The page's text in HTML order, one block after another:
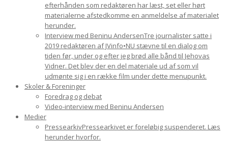
efterhånden som redaktøren har læst, set eller hørt
materialerne afstedkomme en anmeldelse af materialet
herunder.
Interview med Beninu AndersenTre journalister satte i
2019 redaktøren af JVinfo•NU stævne til en dialog om
tiden før, under og efter jeg brød alle bånd til Jehovas
Vidner. Det blev der en del materiale ud af som vil
udmønte sig i en række film under dette menupunkt.
Skoler & Foreninger
Foredrag og debat
Video-interview med Beninu Andersen
Medier
PressearkivPressearkivet er foreløbig suspenderet. Læs
herunder hvorfor.